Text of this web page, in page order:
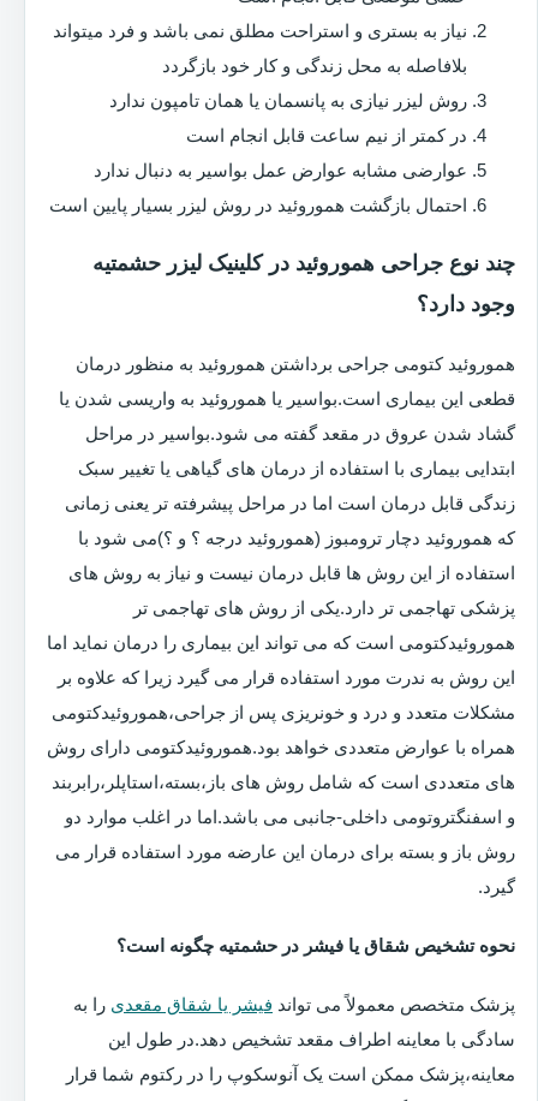
نیاز به بستری و استراحت مطلق نمی باشد و فرد میتواند
بلافاصله به محل زندگی و کار خود بازگردد
روش لیزر نیازی به پانسمان یا همان تامپون ندارد
در کمتر از نیم ساعت قابل انجام است
عوارضی مشابه عوارض عمل بواسیر به دنبال ندارد
احتمال بازگشت هموروئید در روش لیزر بسیار پایین است
چند نوع جراحی هموروئید در کلینیک لیزر حشمتیه
وجود دارد؟
هموروئید کتومی جراحی برداشتن هموروئید به منظور درمان
قطعی این بیماری است.بواسیر یا هموروئید به واریسی شدن یا
گشاد شدن عروق در مقعد گفته می شود.بواسیر در مراحل
ابتدایی بیماری با استفاده از درمان های گیاهی یا تغییر سبک
زندگی قابل درمان است اما در مراحل پیشرفته تر یعنی زمانی
که هموروئید دچار ترومبوز (هموروئید درجه ؟ و ؟)می شود با
استفاده از این روش ها قابل درمان نیست و نیاز به روش های
پزشکی تهاجمی تر دارد.یکی از روش های تهاجمی تر
هموروئیدکتومی است که می تواند این بیماری را درمان نماید اما
این روش به ندرت مورد استفاده قرار می گیرد زیرا که علاوه بر
مشکلات متعدد و درد و خونریزی پس از جراحی،هموروئیدکتومی
همراه با عوارض متعددی خواهد بود.هموروئیدکتومی دارای روش
های متعددی است که شامل روش های باز،بسته،استاپلر،رابربند
و اسفنگتروتومی داخلی-جانبی می باشد.اما در اغلب موارد دو
روش باز و بسته برای درمان این عارضه مورد استفاده قرار می
گیرد.
نحوه تشخیص شقاق یا فیشر در حشمتیه چگونه است؟
پزشک متخصص معمولاً می تواند فیشر یا شقاق مقعدی را به
سادگی با معاینه اطراف مقعد تشخیص دهد.در طول این
معاینه،پزشک ممکن است یک آنوسکوپ را در رکتوم شما قرار